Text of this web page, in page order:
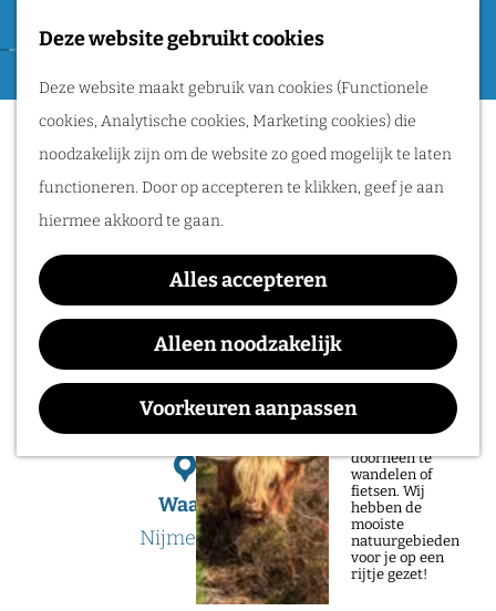
Deze website gebruikt cookies
Deze website maakt gebruik van cookies (Functionele
cookies, Analytische cookies, Marketing cookies) die
noodzakelijk zijn om de website zo goed mogelijk te laten
functioneren. Door op accepteren te klikken, geef je aan
hiermee akkoord te gaan.
Alles accepteren
Alleen noodzakelijk
Voorkeuren aanpassen
a
F
a
v
o
r
i
e
e
M
e
n
u
Routes
Wandelen
Fietsen
Routeplanner
Natuurgebieden
in het Rijk van
natuur in het Rijk
van Nijmegen is
doorheen te
wandelen of
fietsen. Wij
hebben de
mooiste
natuurgebieden
voor je op een
rijtje gezet!
Sorry, deze activiteit is niet meer
beschikbaar. Bekijk hetactuele aanbodvoor
de beschikbare opties.
Science Café @De
Achtertuin > Donkere
Energie: Toch Niet
Constant?
Waar:
Nijmegen
Wanneer:
t/m 21 mei